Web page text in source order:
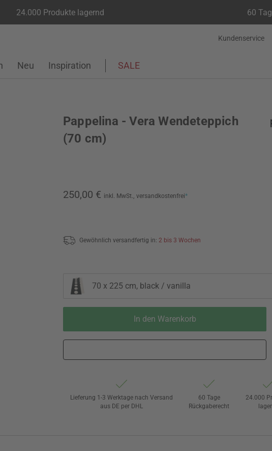
24.000 Produkte lagernd 60
Kundenservice
Neu Inspiration SALE
Pappelina - Vera Wendeteppich
(70 cm)
250,00 € inkl. MwSt., versandkostenfrei*
Gewöhnlich versandfertig in: 2 bis 3 Wochen
70 x 225 cm, black / vanilla
In den Warenkorb
Lieferung 1-3 Werktage nach Versand
aus DE per DHL
60 Tage
Rückgaberecht
24.000